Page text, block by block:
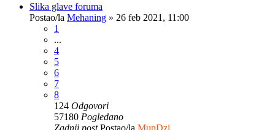
Slika glave foruma
Postao/la Mehaning » 26 feb 2021, 11:00
1
...
4
5
6
7
8
124 Odgovori
57180 Pogledano
Zadnji postPostao/la MunDzi